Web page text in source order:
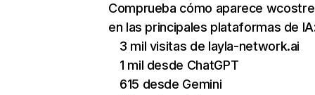
Comprueba cómo aparece
en las principales plataformas de
3 mil visitas de layla-network.ai
1 mil desde ChatGPT
615 desde Gemini